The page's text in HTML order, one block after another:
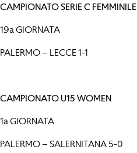
CAMPIONATO SERIE C FEMMINILE
19a GIORNATA
PALERMO – LECCE 1-1
CAMPIONATO U15 WOMEN
1a GIORNATA
PALERMO – SALERNITANA 5-0